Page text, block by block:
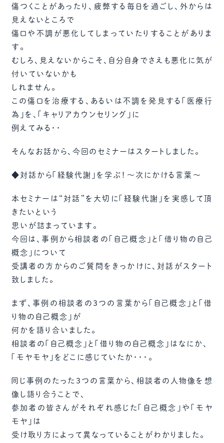
傷つくことがあったり、疲弊する毎日を過ごし、外からは
見えないところで
傷口や不調が悪化してしまっていたりすることがありま
す。
むしろ、見えないからこそ、自分自身でさえも悪化に気が
付いていないかも
しれません。
この傷口を治療する、あるいは不調を発見する「医療行
為」を、「キャリアカウンセリング」に
例えてみる・・
そんなお話から、今回のセミナーはスタートしました。
◆対話から「経験代謝」を学ぶ！～次にかける言葉～
本セミナーは“対話”を大切に「経験代謝」を実感して頂
きたいという
思いが詰まっています。
今回は、事例から相談者の「自己概念」と「借り物の自己
概念」について
受講者の方からのご質問をきっかけに、対話がスタート
致しました。
まず、事例の相談者の３つの言葉から「自己概念」と「借
り物の自己概念」が
何かを語り合いました。
相談者の「自己概念」と「借り物の自己概念」はなにか、
「モヤモヤ」をどこに感じていたか・・・。
同じ事例のたった３つの言葉から、相談者の人物像を想
像し語り合うことで、
参加者の皆さんがそれぞれ感じた「自己概念」や「モヤ
モヤ」は
受け取り方によって異なっていることがわかりました。